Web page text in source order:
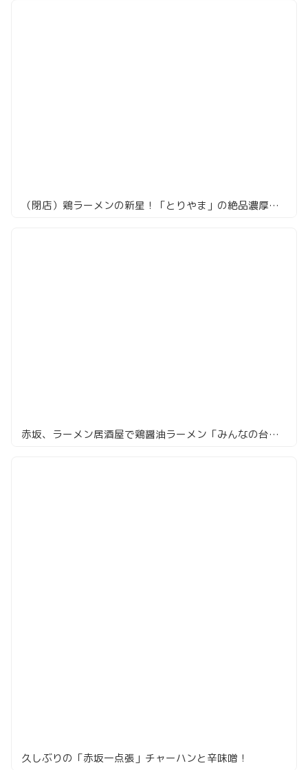
（閉店）鶏ラーメンの新星！「とりやま」の絶品濃厚白湯
赤坂、ラーメン居酒屋で鶏醤油ラーメン「みんなの台所 真」
久しぶりの「赤坂一点張」チャーハンと辛味噌！